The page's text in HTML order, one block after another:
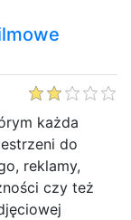
każda
do
reklamy,
czy też